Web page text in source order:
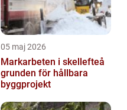
05 maj 2026
Markarbeten i skellefteå
grunden för hållbara
byggprojekt